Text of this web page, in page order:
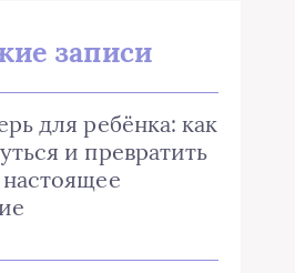
записи
для ребёнка: как
и превратить